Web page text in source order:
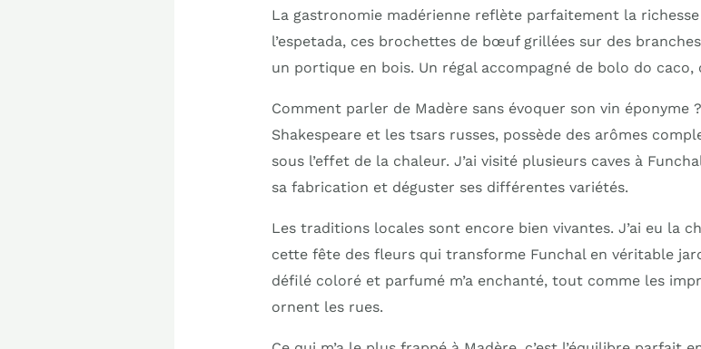
La gastronomie madérienne reflète parfaitement la
l’espetada, ces brochettes de bœuf grillées sur des
un portique en bois. Un régal accompagné de bolo do caco,
Comment parler de Madère sans évoquer son vin
Shakespeare et les tsars russes, possède des arômes
sous l’effet de la chaleur. J’ai visité plusieurs caves à
sa fabrication et déguster ses différentes variétés.
Les traditions locales sont encore bien vivantes. J’ai eu la
cette fête des fleurs qui transforme Funchal en véritable
défilé coloré et parfumé m’a enchanté, tout comme les
ornent les rues.